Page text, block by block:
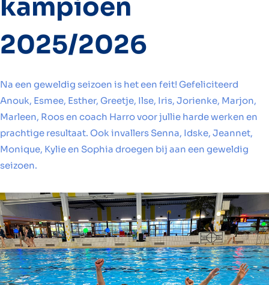
kampioen
2025/2026
Na een geweldig seizoen is het een feit! Gefeliciteerd
Anouk, Esmee, Esther, Greetje, Ilse, Iris, Jorienke, Marjon,
Marleen, Roos en coach Harro voor jullie harde werken en
prachtige resultaat. Ook invallers Senna, Idske, Jeannet,
Monique, Kylie en Sophia droegen bij aan een geweldig
seizoen.